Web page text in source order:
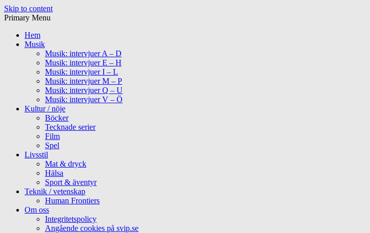
Skip to content
Primary Menu
Hem
Musik
Musik: intervjuer A – D
Musik: intervjuer E – H
Musik: intervjuer I – L
Musik: intervjuer M – P
Musik: intervjuer Q – U
Musik: intervjuer V – Ö
Kultur / nöje
Böcker
Tecknade serier
Film
Spel
Livsstil
Mat & dryck
Hälsa
Sport & äventyr
Teknik / vetenskap
Human Frontiers
Om oss
Integritetspolicy
Angående cookies på svip.se